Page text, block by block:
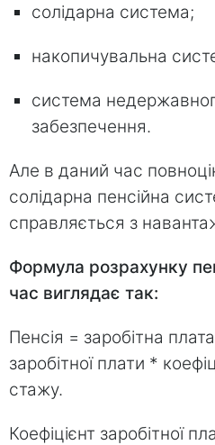
солідарна система;
накопичувальна
система
забезпечення.
Але в даний час
солідарна пенсійна
справляється з
Формула розрахунку
час виглядає так:
Пенсія = заробітна
заробітної плати *
стажу.
Коефіцієнт заробітної